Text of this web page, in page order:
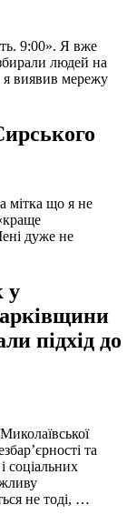
9:00». Я вже
людей на
я виявив мережу
мітка що я не
дуже не
у
підхід до
та
соціальних
не тоді, …